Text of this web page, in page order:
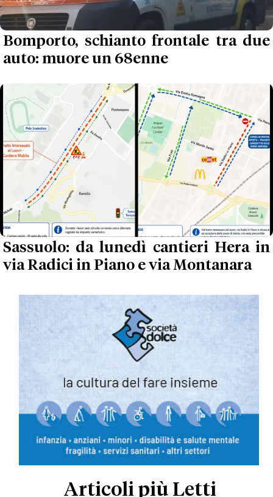
Bomporto, schianto frontale tra due
auto: muore un 68enne
Sassuolo: da lunedì cantieri Hera in
via Radici in Piano e via Montanara
Articoli più Letti